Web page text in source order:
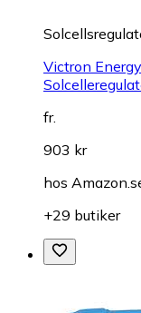
Victron
fr.
903 kr
hos
+29 butiker